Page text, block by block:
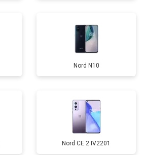
Nord N10
Nord CE 2 IV2201